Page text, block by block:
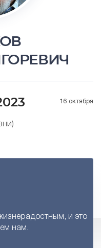
16 октября
и это
нам.